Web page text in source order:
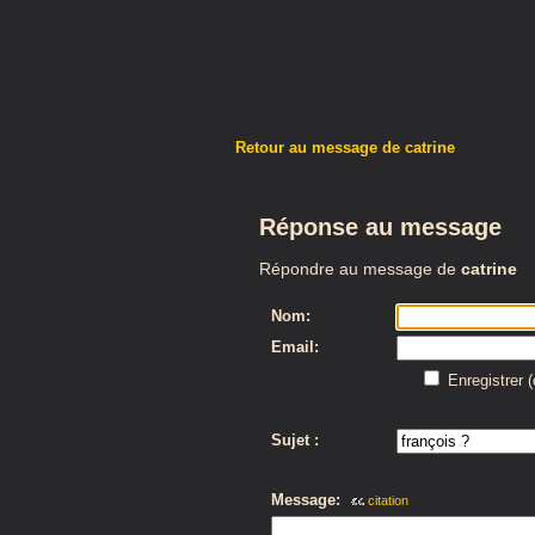
Retour au message de catrine
Réponse au message
Répondre au message de catrine
Nom:
Email:
Enregistrer
Sujet :
Message: citation